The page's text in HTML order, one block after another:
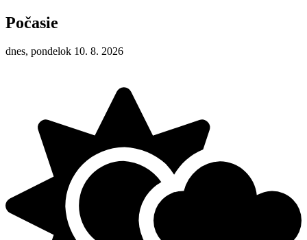
Počasie
dnes, pondelok 10. 8. 2026